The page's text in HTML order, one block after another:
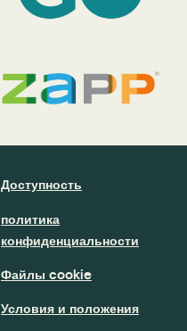
Доступность
политика
конфиденциальности
Файлы cookie
Условия и положения